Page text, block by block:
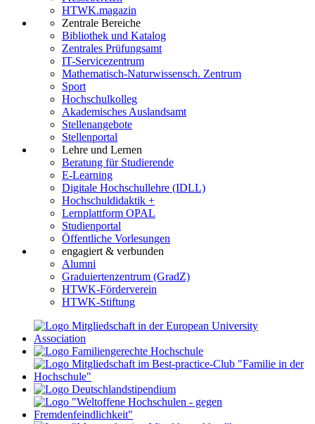
HTWK.magazin
Zentrale Bereiche
Bibliothek und Katalog
Zentrales Prüfungsamt
IT-Servicezentrum
Mathematisch-Naturwissensch. Zentrum
Sport
Hochschulkolleg
Akademisches Auslandsamt
Stellenangebote
Stellenportal
Lehre und Lernen
Beratung für Studierende
E-Learning
Digitale Hochschullehre (IDLL)
Hochschuldidaktik +
Lernplattform OPAL
Studienportal
Öffentliche Vorlesungen
engagiert & verbunden
Alumni
Graduiertenzentrum (GradZ)
HTWK-Förderverein
HTWK-Stiftung